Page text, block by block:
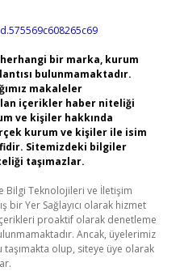
bir marka, kurum
bulunmamaktadır.
makaleler
içerikler haber niteliği
ve kişiler hakkında
kurum ve kişiler ile isim
Sitemizdeki bilgiler
taşımazlar.
Bilgi Teknolojileri ve İletişim
bir Yer Sağlayıcı olarak hizmet
proaktif olarak denetleme
Ancak, üyelerimiz
olup, siteye üye olarak